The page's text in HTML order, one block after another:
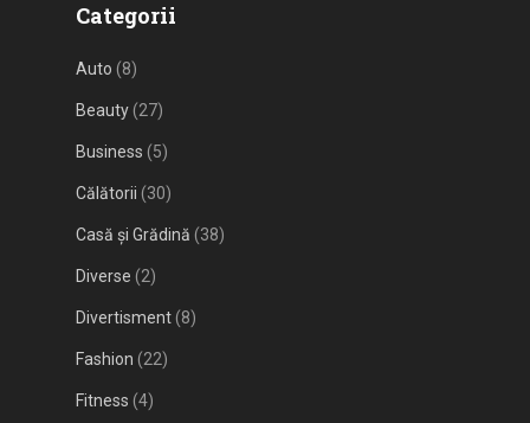
Categorii
Auto (8)
Beauty(27)
Business (5)
Călătorii (30)
Casă și Grădină (38)
Diverse (2)
Divertisment(8)
Fashion (22)
Fitness (4)